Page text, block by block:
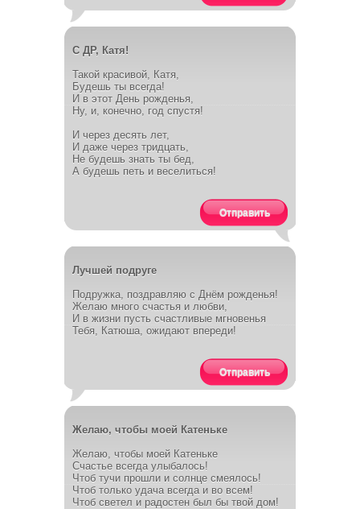
С ДР, Катя!
Такой красивой, Катя,
Будешь ты всегда!
И в этот День рожденья,
Ну, и, конечно, год спустя!
И через десять лет,
И даже через тридцать,
Не будешь знать ты бед,
А будешь петь и веселиться!
Отправить
Лучшей подруге
Подружка, поздравляю с Днём рожденья!
Желаю много счастья и любви,
И в жизни пусть счастливые мгновенья
Тебя, Катюша, ожидают впереди!
Отправить
Желаю, чтобы моей Катеньке
Желаю, чтобы моей Катеньке
Счастье всегда улыбалось!
Чтоб тучи прошли и солнце смеялось!
Чтоб только удача всегда и во всем!
Чтоб светел и радостен был бы твой дом!